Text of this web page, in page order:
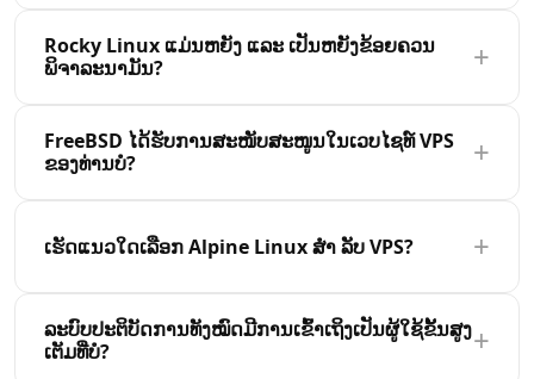
ການຕິດຕັ້ງຄືນໃຫມ່ໃຊ້ເວລາ 2-5 ນາທີ.
ປະກອບມີຊອບແວທີ່ນິຍົມທີ່ຕິດຕັ້ງແລ້ວ. ຕົວຢ່າງ, ທ່ານສາມາດ
ນໍາໃຊ້ LAMP stack (Linux, Apache, MySQL, PHP),
ພັດທະນາ Node.js ດ້ວຍການຄລິກດຽວ.
Rocky Linux ແມ່ນຫຍັງ ແລະ ເປັນຫຍັງຂ້ອຍຄວນ
ພິຈາລະນາມັນ?
+
ໂດຍຊຸມຊົນທີ່ອອກແບບເປັນໂຄງສ້າງລຸ່ມຂອງ Red Hat
Enterprise Linux (RHEL). ມັນໄດ້ຖືກສ້າງຂື້ນເພື່ອທົດແທນ
Rocky Linux ແມ່ນ ເໝາະ ສົມ ສຳ ລັບວຽກຂອງບໍລິສັດທີ່
FreeBSD ໄດ້ຮັບການສະໜັບສະໜູນໃນເວບໄຊທ໌ VPS
ຂອງທ່ານບໍ?
+
ເທິງເວທີ VPS ຂອງພວກເຮົາ. FreeBSD ແມ່ນຮູ້ຈັກສໍາລັບເຄືອ
ເຄືອຂ່າຍ, ແລະ ເວບໄຊທ໌ເຊີເວີທີ່ມີປະສິດທິພາບສູງ.
ເຮັດແນວໃດເລືອກ Alpine Linux ສຳ ລັບ VPS? +
ເພື່ອຄວາມປອດໄພແລະປະສິດຕິພາບຂອງຊັບພະຍາກອນ. ພື້ນທີ່
ທີ່ນ້ອຍທີ່ສຸດ (ພາຍໃຕ້ການຕິດຕັ້ງພື້ນຖານ 0MB) ເຮັດໃຫ້ມັນ
ລະບົບປະຕິບັດການທັງ​ໝົດ​ມີ​ການ​ເຂົ້າ​ເຖິງ​ເປັນ​ຜູ້​ໃຊ້​ຂັ້ນ​ສູງ​
ເຕັມ​ທີ່​ບໍ?
+